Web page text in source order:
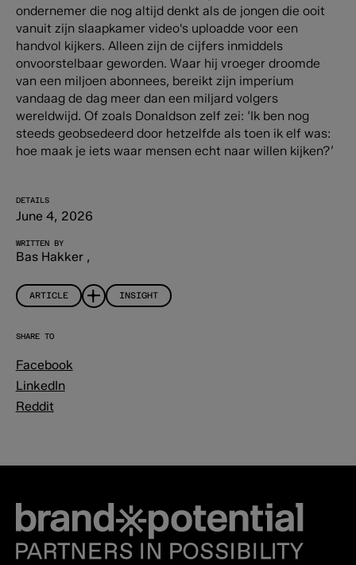
ondernemer die nog altijd denkt als de jongen die ooit
vanuit zijn slaapkamer video's uploadde voor een
handvol kijkers. Alleen zijn de cijfers inmiddels
onvoorstelbaar geworden. Waar hij vroeger droomde
van een miljoen abonnees, bereikt zijn imperium
vandaag de dag meer dan een miljard volgers
wereldwijd. Of zoals Donaldson zelf zei: ‘Ik ben nog
steeds geobsedeerd door hetzelfde als toen ik elf was:
hoe maak je iets waar mensen echt naar willen kijken?’
DETAILS
June 4, 2026
WRITTEN BY
Bas Hakker ,
ARTICLE INSIGHT
SHARE TO
Facebook
LinkedIn
Reddit